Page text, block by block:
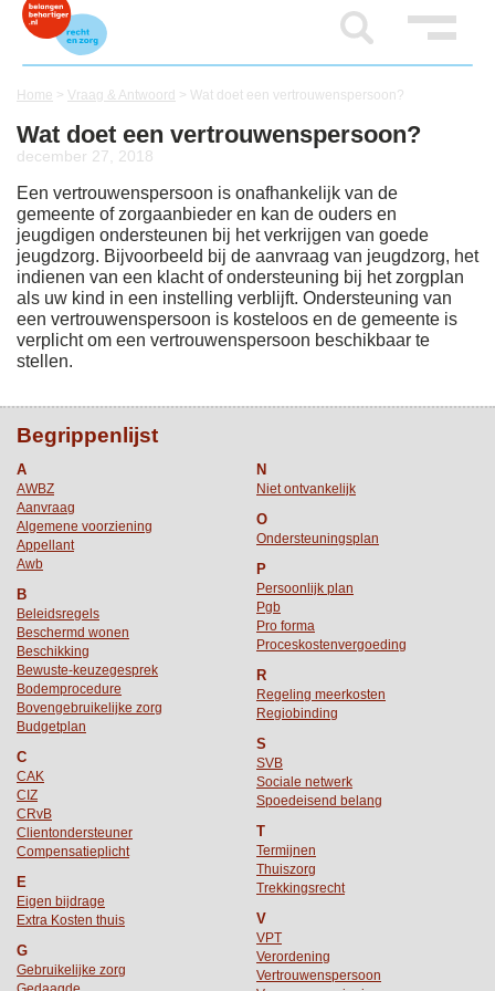
Home > Vraag & Antwoord > Wat doet een vertrouwenspersoon?
Wat doet een vertrouwenspersoon?
december 27, 2018
Een vertrouwenspersoon is onafhankelijk van de
gemeente of zorgaanbieder en kan de ouders en
jeugdigen ondersteunen bij het verkrijgen van goede
jeugdzorg. Bijvoorbeeld bij de aanvraag van jeugdzorg, het
indienen van een klacht of ondersteuning bij het zorgplan
als uw kind in een instelling verblijft. Ondersteuning van
een vertrouwenspersoon is kosteloos en de gemeente is
verplicht om een vertrouwenspersoon beschikbaar te
stellen.
Begrippenlijst
A
AWBZ
Aanvraag
Algemene voorziening
Appellant
Awb
B
Beleidsregels
Beschermd wonen
Beschikking
Bewuste-keuzegesprek
Bodemprocedure
Bovengebruikelijke zorg
Budgetplan
C
CAK
CIZ
CRvB
Clientondersteuner
Compensatieplicht
E
Eigen bijdrage
Extra Kosten thuis
G
Gebruikelijke zorg
N
Niet ontvankelijk
O
Ondersteuningsplan
P
Persoonlijk plan
Pgb
Pro forma
Proceskostenvergoeding
R
Regeling meerkosten
Regiobinding
S
SVB
Sociale netwerk
Spoedeisend belang
T
Termijnen
Thuiszorg
Trekkingsrecht
V
VPT
Verordening
Vertrouwenspersoon